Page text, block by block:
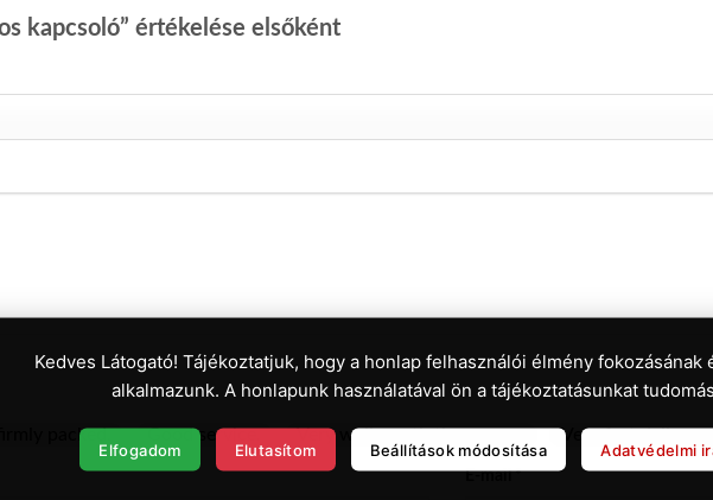
kapcsoló” értékelése elsőként
packed. Good service. Very well worth the money. Very fast delivery.
E-mail*
Kedves Látogató! Tájékoztatjuk, hogy a honlap felhasználói élmény
alkalmazunk. A honlapunk használatával ön a tájékoztatásunkat
Elfogadom Elutasítom Beállítások módosítása Adatvédelmi